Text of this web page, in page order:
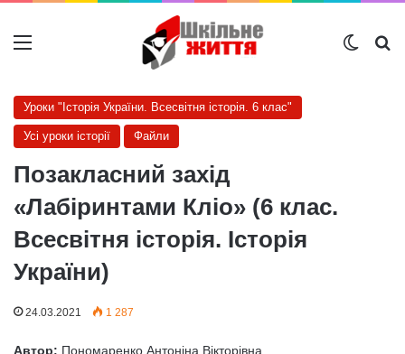
Меню
Уроки "Історія України. Всесвітня історія. 6 клас"
Усі уроки історії Файли
Позакласний захід
«Лабіринтами Кліо» (6 клас.
Всесвітня історія. Історія
України)
24.03.2021 1 287
Автор: Пономаренко Антоніна Вікторівна